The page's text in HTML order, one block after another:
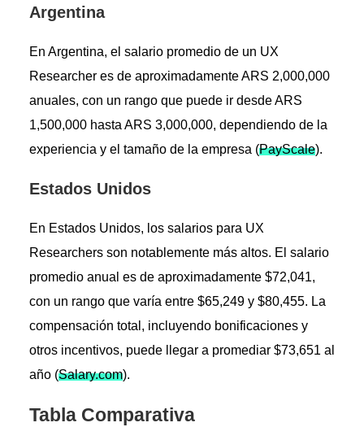
Argentina
En Argentina, el salario promedio de un UX
Researcher es de aproximadamente ARS 2,000,000
anuales, con un rango que puede ir desde ARS
1,500,000 hasta ARS 3,000,000, dependiendo de la
experiencia y el tamaño de la empresa​ (PayScale)​.
Estados Unidos
En Estados Unidos, los salarios para UX
Researchers son notablemente más altos. El salario
promedio anual es de aproximadamente $72,041,
con un rango que varía entre $65,249 y $80,455. La
compensación total, incluyendo bonificaciones y
otros incentivos, puede llegar a promediar $73,651 al
año​ (Salary.com)​​​.
Tabla Comparativa